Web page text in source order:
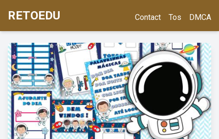
RETOEDU Contact Tos DMCA